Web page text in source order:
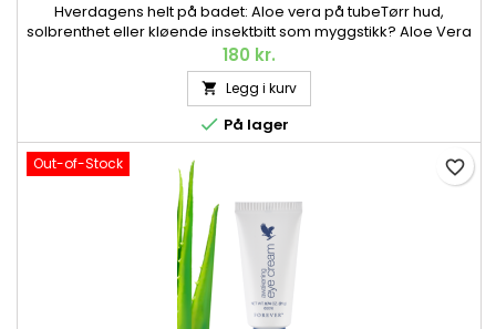
Hverdagens helt på badet: Aloe vera på tubeTørr hud,
solbrenthet eller kløende insektbitt som myggstikk? Aloe Vera
Gelly virker beroligende, pleiende og fuktbevarende. Påføres
huden der det er behov. 118 ml.
180 kr.
 Legg i kurv
 På lager
Out-of-Stock favorite_border